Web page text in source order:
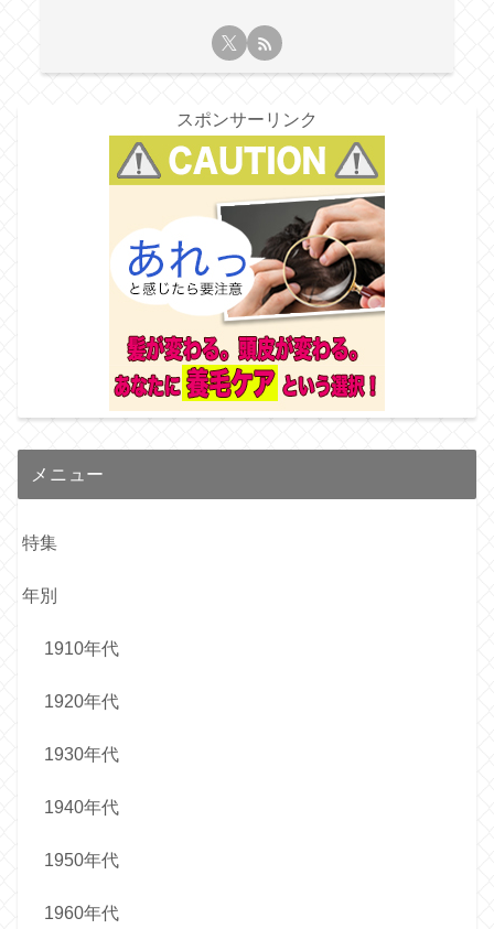
スポンサーリンク
メニュー
特集
年別
1910年代
1920年代
1930年代
1940年代
1950年代
1960年代